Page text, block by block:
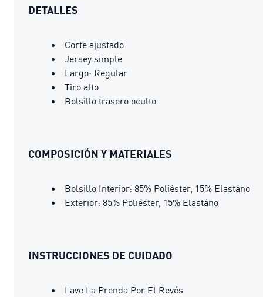
DETALLES
Corte ajustado
Jersey simple
Largo: Regular
Tiro alto
Bolsillo trasero oculto
COMPOSICIÓN Y MATERIALES
Bolsillo Interior: 85% Poliéster, 15% Elastáno
Exterior: 85% Poliéster, 15% Elastáno
INSTRUCCIONES DE CUIDADO
Lave La Prenda Por El Revés